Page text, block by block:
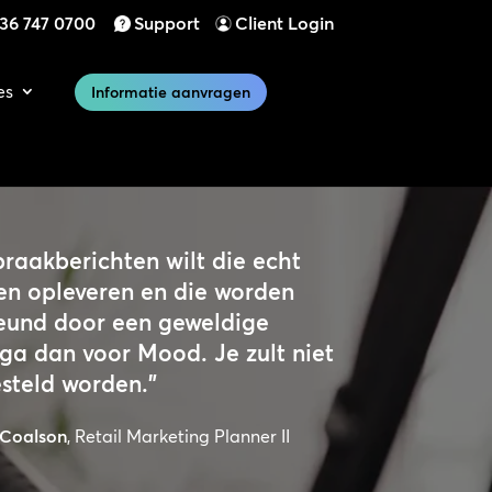
747 0700 Support Client Login
Informatie aanvragen
wilt die echt
opleveren en die worden
door een geweldige
dan voor Mood. Je zult niet
worden.”
, Retail Marketing Planner II